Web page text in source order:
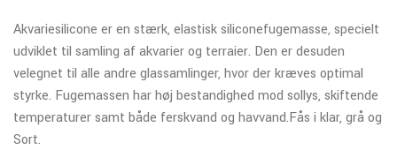
Akvariesilicone er en stærk, elastisk siliconefugemasse, specielt
udviklet til samling af akvarier og terraier. Den er desuden
velegnet til alle andre glassamlinger, hvor der kræves optimal
styrke. Fugemassen har høj bestandighed mod sollys, skiftende
temperaturer samt både ferskvand og havvand.Fås i klar, grå og
Sort.